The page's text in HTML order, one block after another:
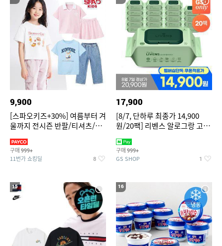
9,900
[스파오키즈+30%] 여름부터 겨
울까지 전시즌 반팔/티셔츠/셋
구매 999+
11번가 쇼킹딜 8
17,900
[8/7, 단하루 최종가 14,900
원/20팩] 리벤스 알로그랑 고평
구매 999+
GS SHOP 1
15 16